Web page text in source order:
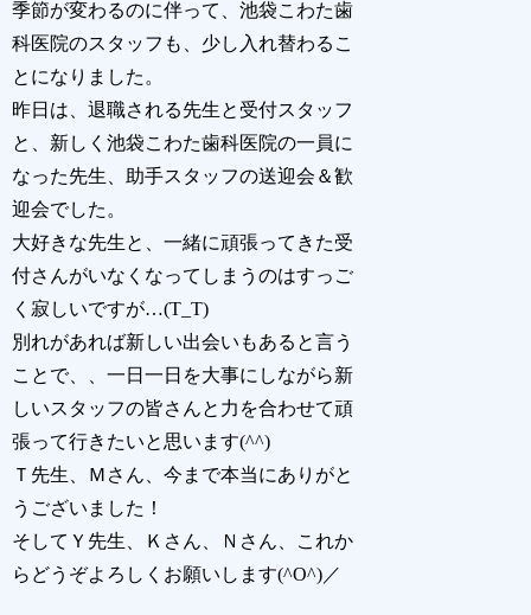
季節が変わるのに伴って、池袋こわた歯
科医院のスタッフも、少し入れ替わるこ
とになりました。
昨日は、退職される先生と受付スタッフ
と、新しく池袋こわた歯科医院の一員に
なった先生、助手スタッフの送迎会＆歓
迎会でした。
大好きな先生と、一緒に頑張ってきた受
付さんがいなくなってしまうのはすっご
く寂しいですが…(T_T)
別れがあれば新しい出会いもあると言う
ことで、、一日一日を大事にしながら新
しいスタッフの皆さんと力を合わせて頑
張って行きたいと思います(^^)
Ｔ先生、Ｍさん、今まで本当にありがと
うございました！
そしてＹ先生、Ｋさん、Ｎさん、これか
らどうぞよろしくお願いします(^O^)／